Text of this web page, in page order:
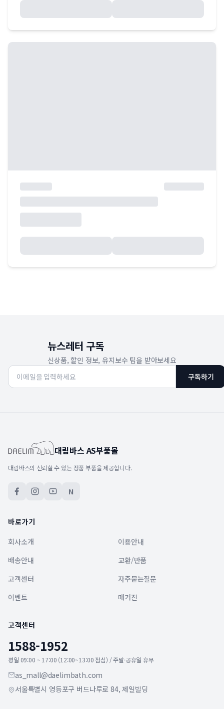
뉴스레터 구독
신상품, 할인 정보, 유지보수 팁을 받아보세요
구독하기
대림바스 AS부품몰
대림바스의 신뢰할 수 있는 정품 부품을 제공합니다.
N
바로가기
회사소개
이용안내
배송안내
교환/반품
고객센터
자주묻는질문
이벤트
매거진
고객센터
1588-1952
평일 09:00 ~ 17:00 (12:00~13:00 점심) / 주말·공휴일 휴무
as_mall@daelimbath.com
서울특별시 영등포구 버드나루로 84, 제일빌딩